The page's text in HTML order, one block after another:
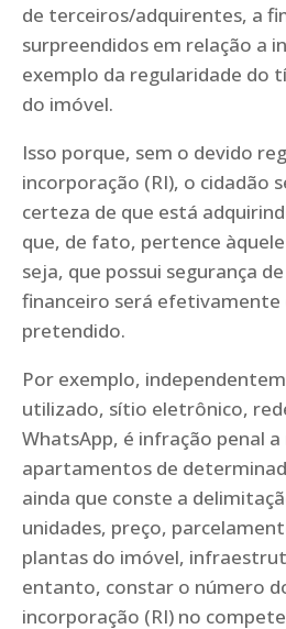
de terceiros/adquirentes, a
surpreendidos em relação a
exemplo da regularidade do
do imóvel.
Isso porque, sem o devido
incorporação (RI), o cidadão
certeza de que está
que, de fato, pertence
seja, que possui segurança
financeiro será
pretendido.
Por exemplo,
utilizado, sítio eletrônico,
WhatsApp, é infração penal a
apartamentos de
ainda que conste a
unidades, preço,
plantas do imóvel,
entanto, constar o número
incorporação (RI) no